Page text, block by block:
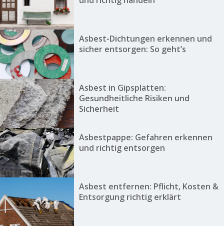
Asbest-Dichtungen erkennen und
sicher entsorgen: So geht’s
Asbest in Gipsplatten:
Gesundheitliche Risiken und
Sicherheit
Asbestpappe: Gefahren erkennen
und richtig entsorgen
Asbest entfernen: Pflicht, Kosten &
Entsorgung richtig erklärt